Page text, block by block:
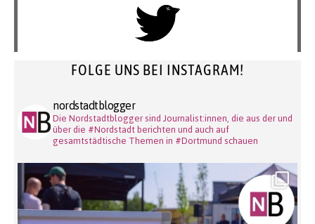
FOLGE UNS BEI INSTAGRAM!
nordstadtblogger
Die Nordstadtblogger sind Journalist:innen, die aus der und
über die #Nordstadt berichten und auch auf
gesamtstädtische Themen in #Dortmund schauen